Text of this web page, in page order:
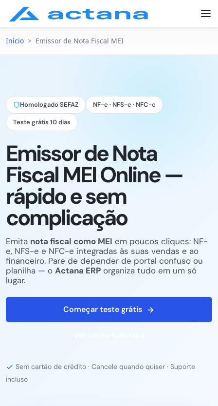
Início > Emissor de Nota Fiscal MEI
Homologado SEFAZ NF-e · NFS-e · NFC-e
Teste grátis 10 dias
Emissor de Nota
Fiscal MEI Online —
rápido e sem
complicação
Emita nota fiscal como MEI em poucos cliques: NF-
e, NFS-e e NFC-e integradas às suas vendas e ao
financeiro. Pare de depender de portal confuso ou
planilha — o Actana ERP organiza tudo em um só
lugar.
Começar teste grátis
Sem cartão de crédito · Cancele quando quiser · Suporte
incluso